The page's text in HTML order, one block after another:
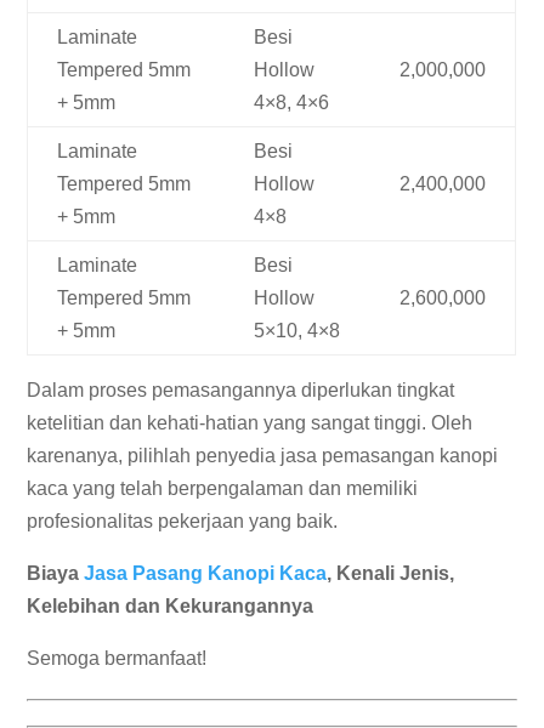
Laminate
Tempered 5mm
+ 5mm
Besi
Hollow
4×8, 4×6
2,000,000
Laminate
Tempered 5mm
+ 5mm
Besi
Hollow
4×8
2,400,000
Laminate
Tempered 5mm
+ 5mm
Besi
Hollow
5×10, 4×8
2,600,000
Dalam proses pemasangannya diperlukan tingkat
ketelitian dan kehati-hatian yang sangat tinggi. Oleh
karenanya, pilihlah penyedia jasa pemasangan kanopi
kaca yang telah berpengalaman dan memiliki
profesionalitas pekerjaan yang baik.
BiayaJasa Pasang Kanopi Kaca, Kenali Jenis,
Kelebihan dan Kekurangannya
Semoga bermanfaat!